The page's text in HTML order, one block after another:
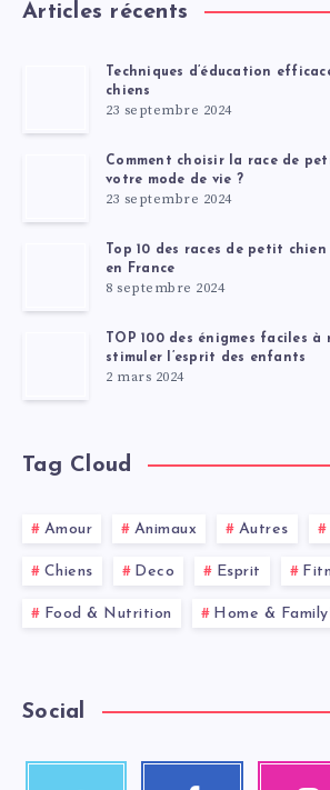
Articles récents
Techniques d’éducation
chiens
23 septembre 2024
Comment choisir la race de
votre mode de vie ?
23 septembre 2024
Top 10 des races de petit
en France
8 septembre 2024
TOP 100 des énigmes faciles à
stimuler l’esprit des enfants
2 mars 2024
Tag Cloud
Amour Animaux Autres
Chiens Deco Esprit
Food & Nutrition Home &
Social